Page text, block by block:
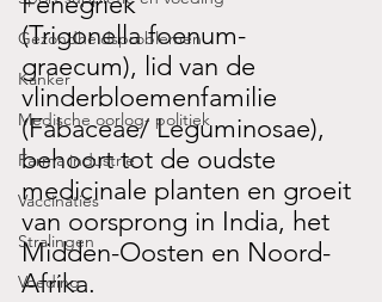
Gezondheidsproblemen
Kanker
Medische oorlog- politiek
Farma industrie
Vaccinaties
Stralingen
Voeding
(Trigonella foenum-
graecum), lid van de
vlinderbloemenfamilie
(Fabaceae/ Leguminosae),
behoort tot de oudste
medicinale planten en groeit
van oorsprong in India, het
Midden-Oosten en Noord-
Afrika.